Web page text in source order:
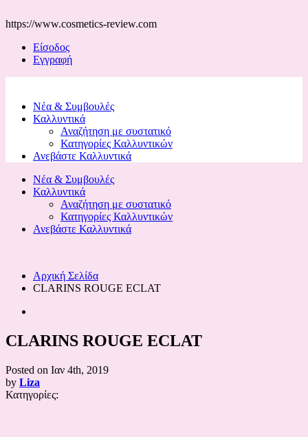
https://www.cosmetics-review.com
Είσοδος
Εγγραφή
Νέα & Συμβουλές
Καλλυντικά
Αναζήτηση με συστατικό
Κατηγορίες Καλλυντικών
Ανεβάστε Καλλυντικά
Νέα & Συμβουλές
Καλλυντικά
Αναζήτηση με συστατικό
Κατηγορίες Καλλυντικών
Ανεβάστε Καλλυντικά
Αρχική Σελίδα
CLARINS ROUGE ECLAT
CLARINS ROUGE ECLAT
Posted on Ιαν 4th, 2019
by Liza
Κατηγορίες: